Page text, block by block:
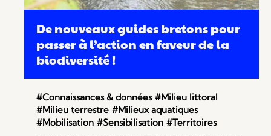
De nouveaux guides bretons pour
passer à l’action en faveur de la
biodiversité !
#Connaissances & données #Milieu littoral
#Milieu terrestre #Milieux aquatiques
#Mobilisation #Sensibilisation #Territoires